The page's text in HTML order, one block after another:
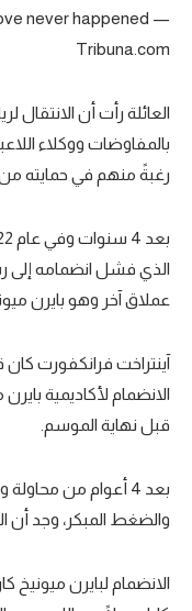
العائلة رأت أن الانتقال
بالمفاوضات ووكلاء
رغبةً منهم في حمايته
الذي فشل انضمامه إلى
عملاق آخر وهو بايرن
آينتراخت فرانكفورت
الانضمام لأكاديمية
قبل نهاية الموسم.
بعد 4 أعوام من
والضغط المبكر، وجد أن
الانضمام لبايرن